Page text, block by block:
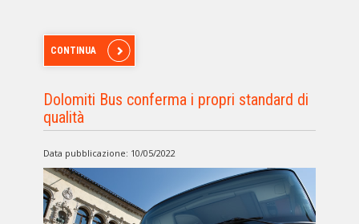
CONTINUA
Dolomiti Bus conferma i propri standard di
qualità
Data pubblicazione: 10/05/2022